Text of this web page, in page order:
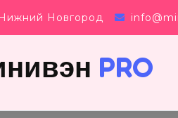
Нижний Новгород
PRO